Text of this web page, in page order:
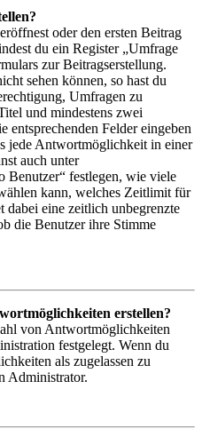
oder den ersten Beitrag
du ein Register „Umfrage
zur Beitragserstellung.
sehen können, so hast du
Umfragen zu
und mindestens zwei
Felder eingeben
jede Antwortmöglichkeit in einer
auch unter
Benutzer“ festlegen, wie viele
kann, welches Zeitlimit für
dabei eine zeitlich unbegrenzte
die Benutzer ihre Stimme
erstellen?
von Antwortmöglichkeiten
festgelegt. Wenn du
als zugelassen zu
Administrator.